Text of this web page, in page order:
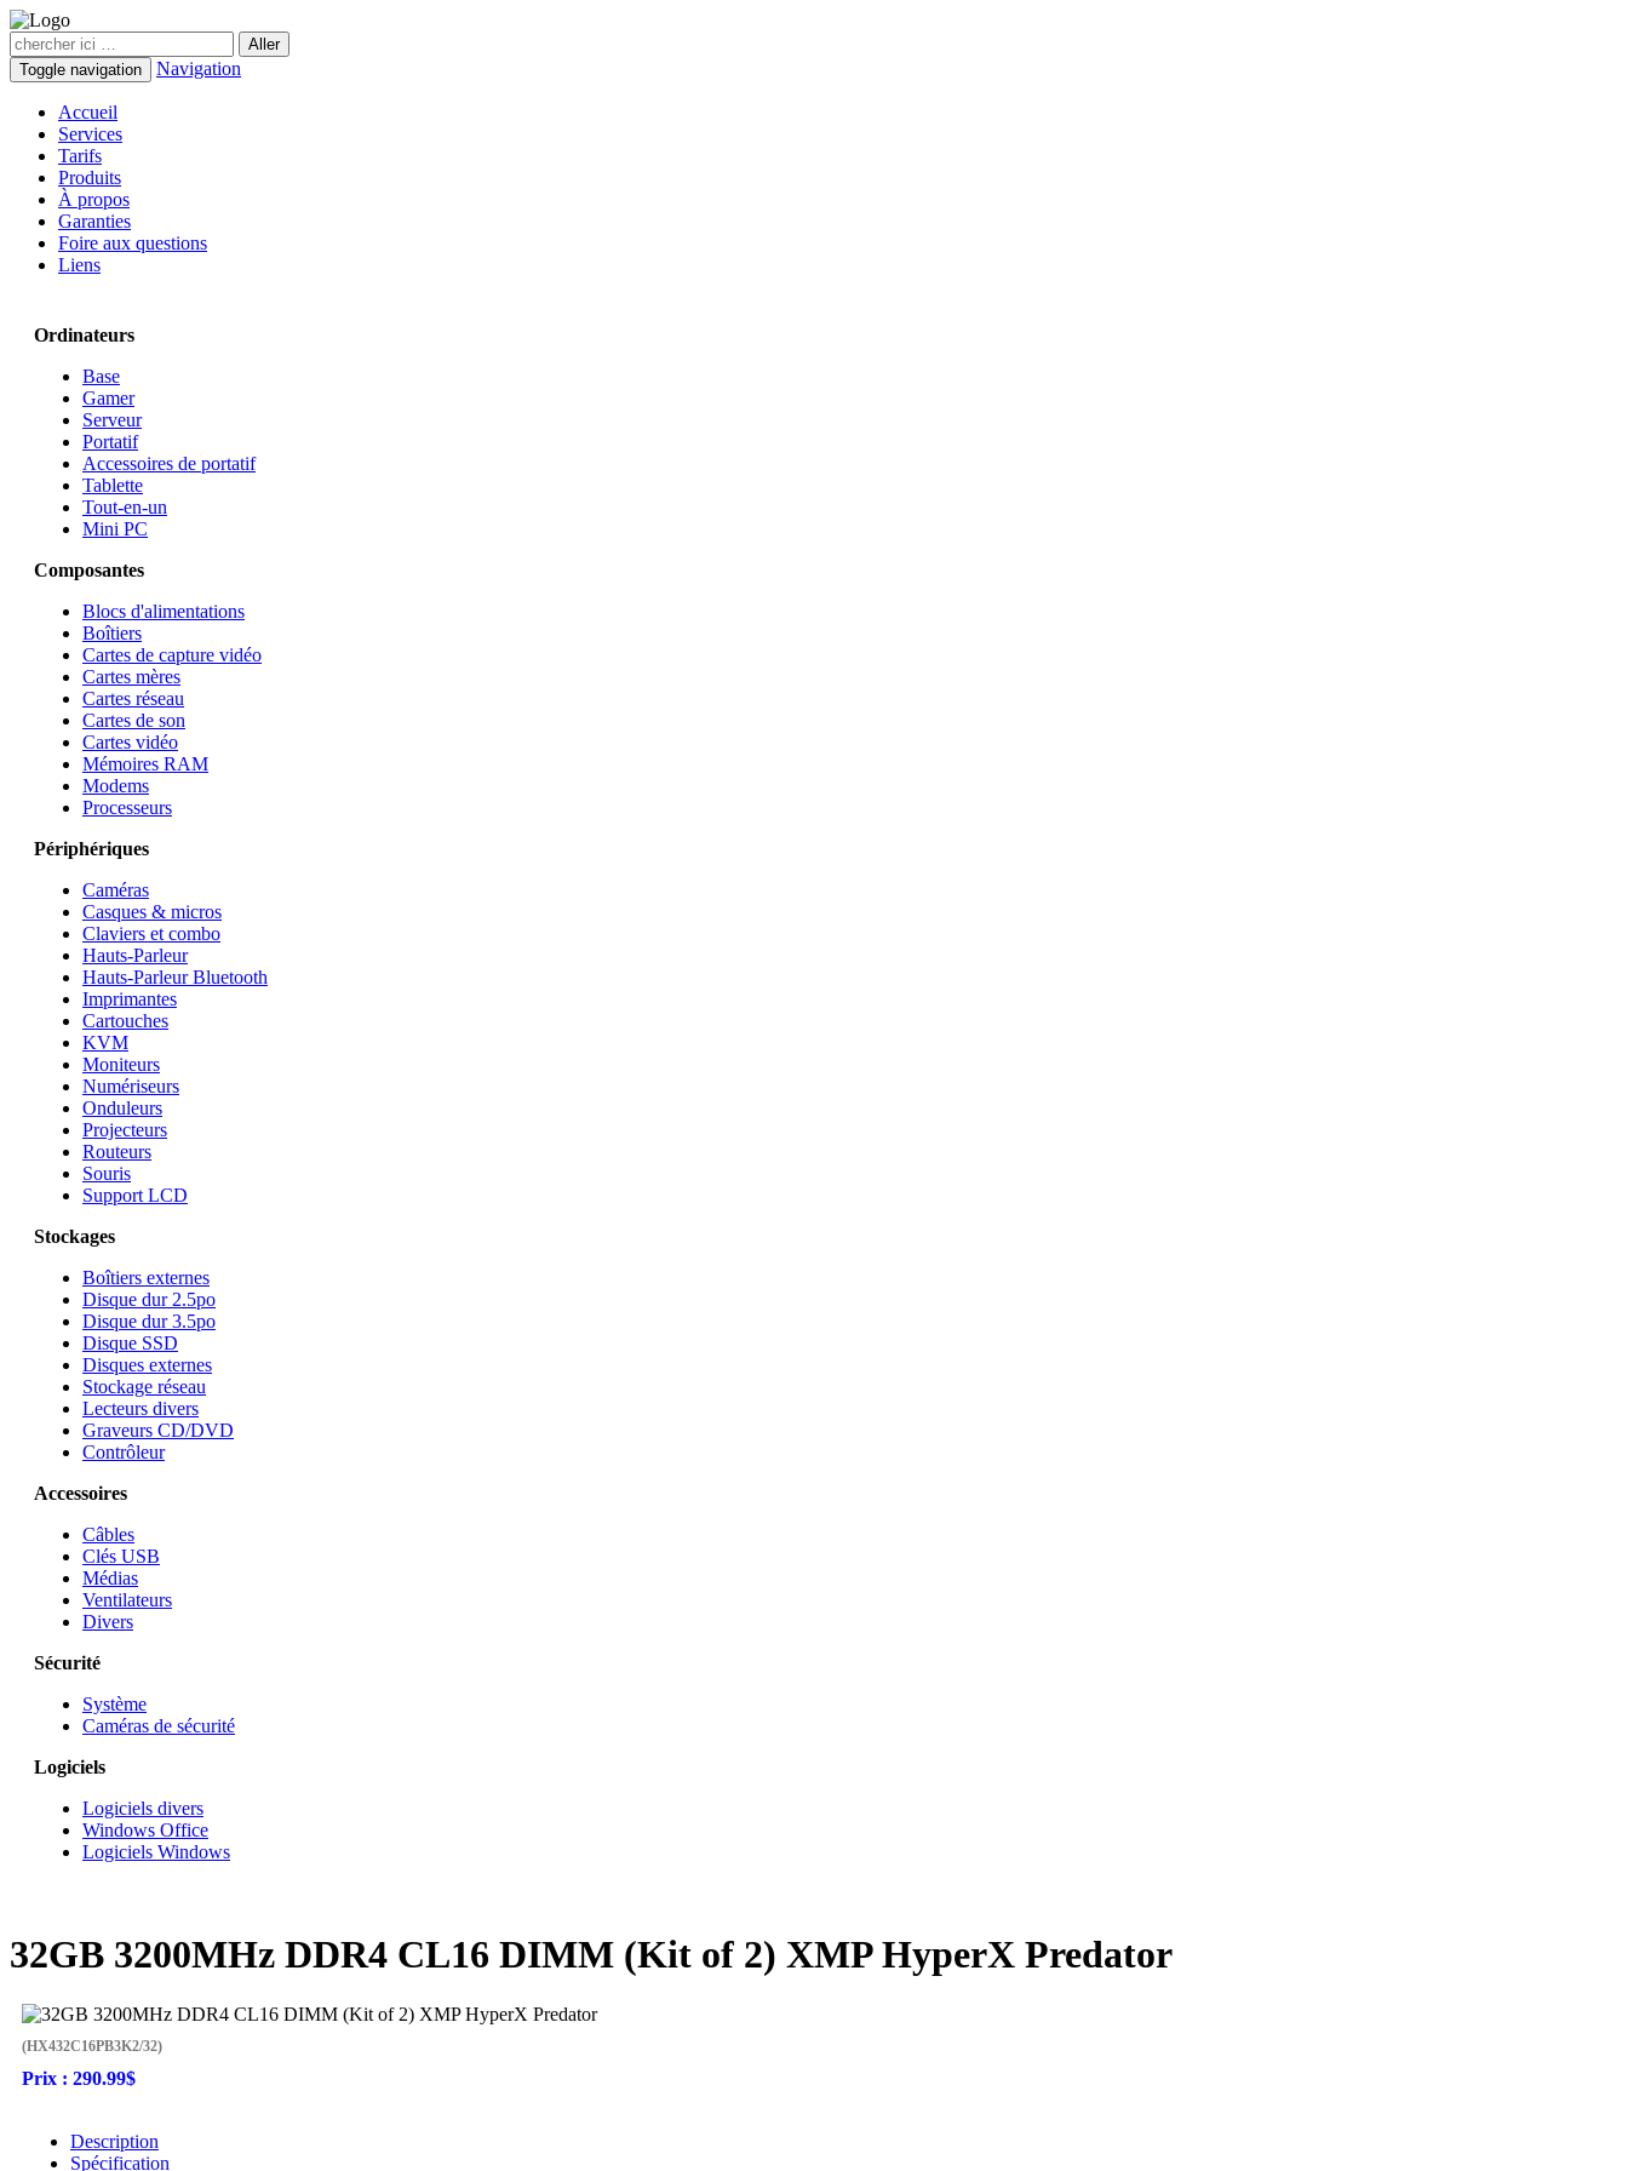
Toggle navigation Navigation
Accueil
Services
Tarifs
Produits
À propos
Garanties
Foire aux questions
Liens
Ordinateurs
Base
Gamer
Serveur
Portatif
Accessoires de portatif
Tablette
Tout-en-un
Mini PC
Composantes
Blocs d'alimentations
Boîtiers
Cartes de capture vidéo
Cartes mères
Cartes réseau
Cartes de son
Cartes vidéo
Mémoires RAM
Modems
Processeurs
Périphériques
Caméras
Casques & micros
Claviers et combo
Hauts-Parleur
Hauts-Parleur Bluetooth
Imprimantes
Cartouches
KVM
Moniteurs
Numériseurs
Onduleurs
Projecteurs
Routeurs
Souris
Support LCD
Stockages
Boîtiers externes
Disque dur 2.5po
Disque dur 3.5po
Disque SSD
Disques externes
Stockage réseau
Lecteurs divers
Graveurs CD/DVD
Contrôleur
Accessoires
Câbles
Clés USB
Médias
Ventilateurs
Divers
Sécurité
Système
Caméras de sécurité
Logiciels
Logiciels divers
Windows Office
Logiciels Windows
32GB 3200MHz DDR4 CL16 DIMM (Kit of 2) XMP HyperX Predator
(HX432C16PB3K2/32)
Prix : 290.99$
Description
Spécification